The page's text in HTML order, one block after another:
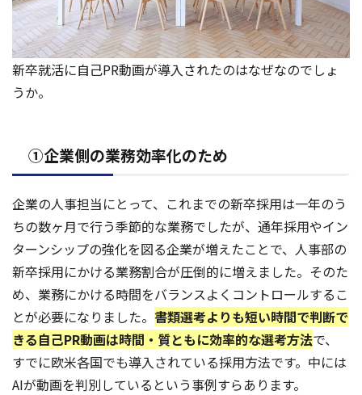
新卒就活に自己PR動画が導入されたのはなぜなのでしょ
うか。
①企業側の業務効率化のため
企業の人事担当にとって、これまでの新卒採用は一年のう
ちの数ヶ月で行う季節的な業務でしたが、通年採用やイン
ターンシップの強化を図る企業が増えたことで、人事部の
新卒採用にかける業務割合が圧倒的に増えました。そのた
め、業務にかける時間をバランスよくコントロールするこ
とが必要になりました。 書類選考よりも短い時間で判断で
きる自己PR動画は時間・質ともに効率的な選考方法で、
すでに欧米各国でも導入されている採用方法です。中には
AIが動画を判別しているという事例すらあります。